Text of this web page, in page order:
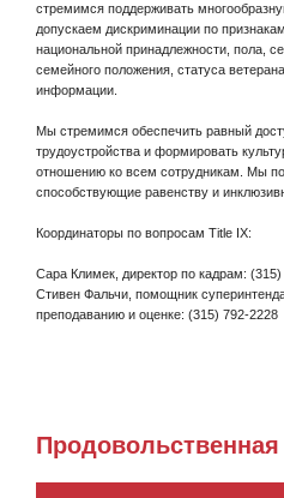
стремимся поддерживать
допускаем дискриминации по
национальной принадлежности, пола,
семейного положения, статуса
информации.
Мы стремимся обеспечить равный
трудоустройства и формировать
отношению ко всем сотрудникам. Мы
способствующие равенству и
Координаторы по вопросам Title IX:
Сара Климек, директор по кадрам:
Стивен Фальчи, помощник
преподаванию и оценке: (315) 792-2228